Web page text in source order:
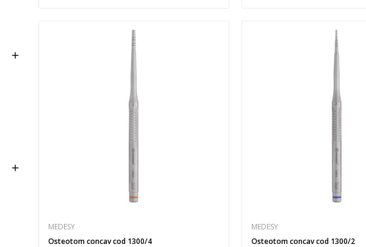


MEDESY
Osteotom concav cod 1300/4
MEDESY
Osteotom concav cod 1300/2